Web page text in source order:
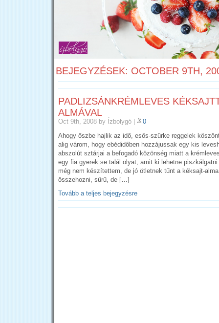
BEJEGYZÉSEK: OCTOBER 9TH,
PADLIZSÁNKRÉMLEVES
ALMÁVAL
Oct 9th, 2008 by Ízbolygó
0
Ahogy őszbe hajlik az idő, esős-szürke reggelek
alig várom, hogy ebédidőben hozzájussak egy kis
abszolút sztárjai a befogadó közönség miatt a
egy fia gyerek se talál olyat, amit ki lehetne
még nem készítettem, de jó ötletnek tűnt a kéksajt-
összehozni, sűrű, de […]
Tovább a teljes bejegyzésre